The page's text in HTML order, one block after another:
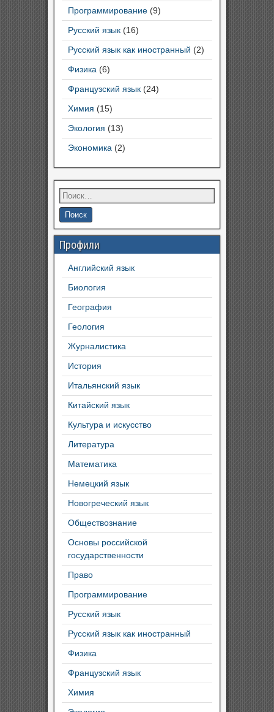
Программирование (9)
Русский язык (16)
Русский язык как иностранный (2)
Физика (6)
Французский язык (24)
Химия (15)
Экология (13)
Экономика (2)
Профили
Английский язык
Биология
География
Геология
Журналистика
История
Итальянский язык
Китайский язык
Культура и искусство
Литература
Математика
Немецкий язык
Новогреческий язык
Обществознание
Основы российской
государственности
Право
Программирование
Русский язык
Русский язык как иностранный
Физика
Французский язык
Химия